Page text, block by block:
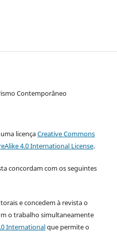
Contemporâneo
licençaCreative Commons
4.0 International License.
concordam com os seguintes
e concedem à revista o
o trabalho simultaneamente
Internationalque permite o